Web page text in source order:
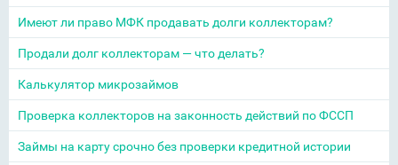
Имеют ли право МФК продавать долги коллекторам?
Продали долг коллекторам — что делать?
Калькулятор микрозаймов
Проверка коллекторов на законность действий по ФССП
Займы на карту срочно без проверки кредитной истории